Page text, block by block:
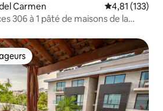
Carmen Note
4,81 (133)
306 à 1 pâté de maisons de la
parmi les plus aimés